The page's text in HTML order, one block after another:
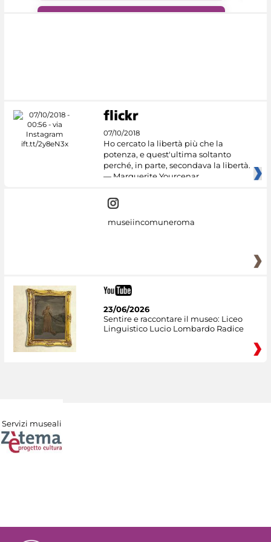
07/10/2018
Ho cercato la libertà più che la
potenza, e quest'ultima soltanto
perché, in parte, secondava la libertà.
— Marguerite Yourcenar
museiincomuneroma
23/06/2026
Sentire e raccontare il museo: Liceo
Linguistico Lucio Lombardo Radice
Servizi museali